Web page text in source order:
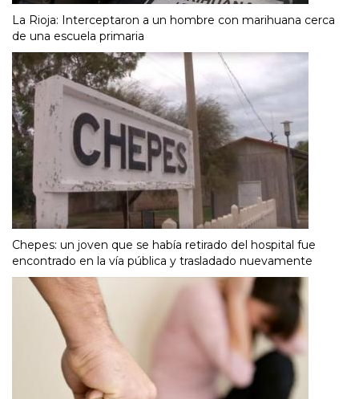
La Rioja: Interceptaron a un hombre con marihuana cerca
de una escuela primaria
Chepes: un joven que se había retirado del hospital fue
encontrado en la vía pública y trasladado nuevamente